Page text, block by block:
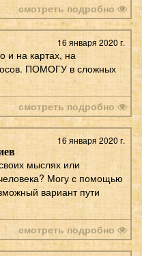
смотреть подробно
16 января 2020 г.
на картах, на
ПОМОГУ в сложных
смотреть подробно
16 января 2020 г.
мыслях или
Могу с помощью
вариант пути
смотреть подробно